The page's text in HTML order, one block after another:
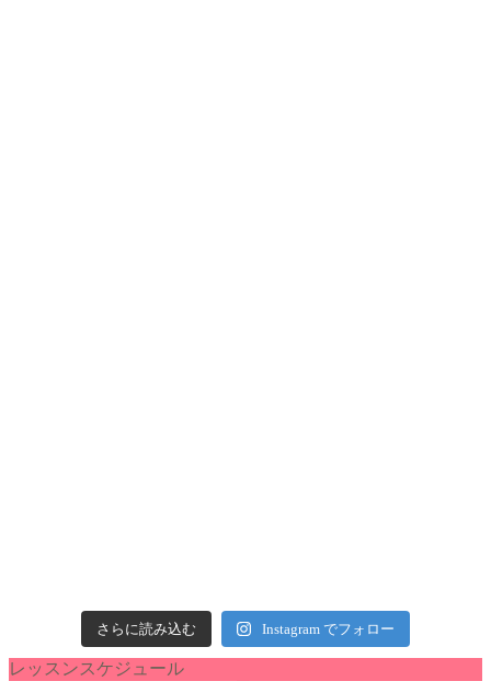
さらに読み込む Instagram でフォロー
レッスンスケジュール